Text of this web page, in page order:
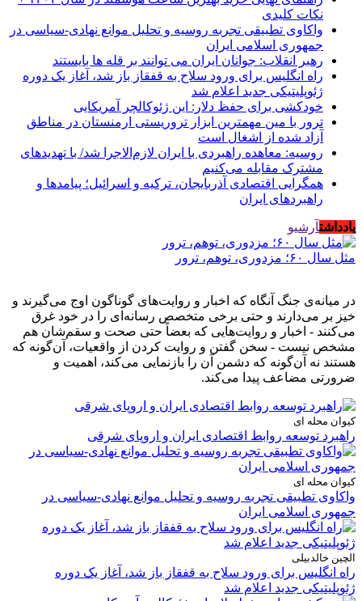
نکات کلیدی
واکاوی تطبیقی تجربه روسیه و تحلیل موانع نهادی-سیاسی در
جمهوری اسلامی ایران
رهبر انقلاب: جوانان ایران می توانند بر قله ها بایستند
راه انگلیس برای ورود سلاح به قفقاز باز شد، آغاز یک دوره
ژئوپلیتیکی جدید اعلام شد
خودکشی برای حفظ دلار: این ژئوکالچر آمریکایی
ترور با مین مهمترین ابزار تروریستی ارمنستان در مناطق
آزاد شده از اشغال است
روسیه: معاهده راهبردی با ایران لازم‌الاجرا شد/ با تهدیدهای
مشترک مقابله می‌کنیم
همگرایی اقتصادی آذربایجان، ترکیه و اسرائیل؛ پیامدها و
راهبردهای ایران
یادداشتآرشیو
مثل سال ۶۰؛ مزدوری، توهم، ترور
در میانه‌ی جنگ آنگاه که اخبار و روایت‌های گوناگون اوج می‌گیرند و
خیز بر می‌دارند و حتی برخی متخصص رسانه‌ای را در خود غرق
می‌کنند - اخبار و روایت‌هایی که بعضاً حتی صحت و سقم‌شان هم
مشخص نیست - سخن گفتن و روایت کردن از واقعیات، آن‌گونه که
هستند نه آن‌گونه که دشمن آن را بازنمایی می‌کند، اهمیت و
ضرورتی مضاعف پیدا می‌کند.
کیوان محله ای
راهبرد توسعه روابط اقتصادی ایران و اروپای شرقی
کیوان محله ای
واکاوی تطبیقی تجربه روسیه و تحلیل موانع نهادی-سیاسی در
جمهوری اسلامی ایران
الچین خالدبیلی
راه انگلیس برای ورود سلاح به قفقاز باز شد، آغاز یک دوره
ژئوپلیتیکی جدید اعلام شد